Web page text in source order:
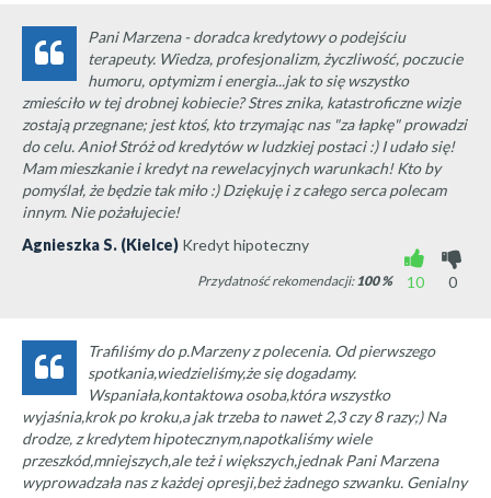
Pani Marzena - doradca kredytowy o podejściu
terapeuty. Wiedza, profesjonalizm, życzliwość, poczucie
humoru, optymizm i energia...jak to się wszystko
zmieściło w tej drobnej kobiecie? Stres znika, katastroficzne wizje
zostają przegnane; jest ktoś, kto trzymając nas "za łapkę" prowadzi
do celu. Anioł Stróż od kredytów w ludzkiej postaci :) I udało się!
Mam mieszkanie i kredyt na rewelacyjnych warunkach! Kto by
pomyślał, że będzie tak miło :) Dziękuję i z całego serca polecam
innym. Nie pożałujecie!
Agnieszka S. (Kielce) Kredyt hipoteczny
10
0
Przydatność rekomendacji:100%
Trafiliśmy do p.Marzeny z polecenia. Od pierwszego
spotkania,wiedzieliśmy,że się dogadamy.
Wspaniała,kontaktowa osoba,która wszystko
wyjaśnia,krok po kroku,a jak trzeba to nawet 2,3 czy 8 razy;) Na
drodze, z kredytem hipotecznym,napotkaliśmy wiele
przeszkód,mniejszych,ale też i większych,jednak Pani Marzena
wyprowadzała nas z każdej opresji,beż żadnego szwanku. Genialny